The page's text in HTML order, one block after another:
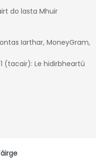
do lasta Mhuir
Iarthar, MoneyGram,
(tacair): Le hidirbheartú